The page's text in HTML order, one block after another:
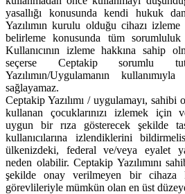
yasallığı konusunda kendi hukuk
Yazılımın kurulu olduğu cihazı
belirleme konusunda tüm
Kullanıcının izleme hakkına sahip
seçerse Ceptakip sorumlu
Yazılımın/Uygulamanın
sağlayamaz.
Ceptakip Yazılımı / uygulamayı, sahibi
kullanan çocuklarınızı izlemek için
uygun bir rıza gösterecek şekilde
kullanıcılarına izlendiklerini
ülkenizdeki, federal ve/veya eyalet
neden olabilir. Ceptakip Yazılımını
şekilde onay verilmeyen bir cihaza
görevlileriyle mümkün olan en üst